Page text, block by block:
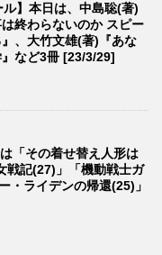
】本日は、中島聡(著)
は終わらないのか スピー
、大竹文雄(著)『あな
など3冊 [23/3/29]
「その着せ替え人形は
戦記(27)」「機動戦士ガ
・ライデンの帰還(25)」